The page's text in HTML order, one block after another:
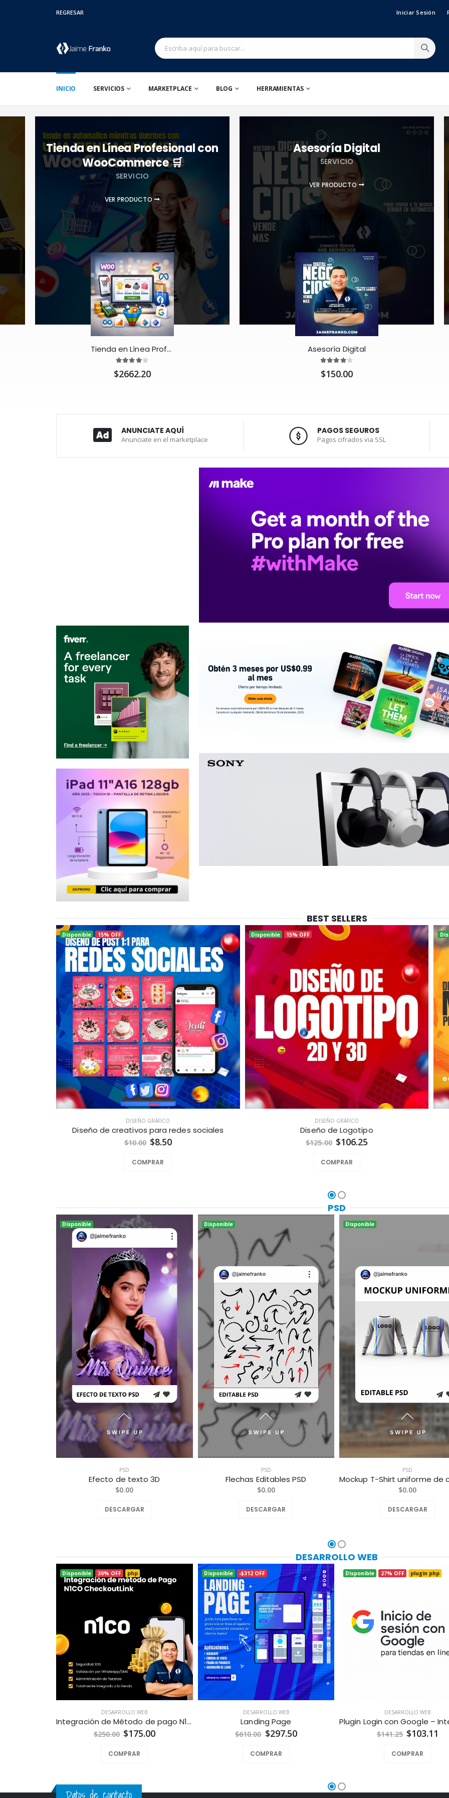
REGRESAR Iniciar Sesión
INICIO SERVICIOS MARKETPLACE BLOG HERRAMIENTAS
Tienda en Línea Profesional con
WooCommerce 🛒
SERVICIO
VER PRODUCTO
Tienda en Línea Profesional con WooCommerce 🛒
$2662.20
Asesoría Digital
SERVICIO
VER PRODUCTO
Asesoría Digital
$150.00
ANUNCIATE AQUÍ
Anunciate en el marketplace
PAGOS SEGUROS
Pagos cifrados via SSL
BEST SELLERS
Disponible 15% OFF
DISEÑO GRÁFICO
Diseño de creativos para redes sociales
$10.00 $8.50
COMPRAR
Disponible 15% OFF
DISEÑO GRÁFICO
Diseño de Logotipo
$125.00 $106.25
COMPRAR
PSD
Disponible
PSD
Efecto de texto 3D
$0.00
DESCARGAR
Disponible
PSD
Flechas Editables PSD
$0.00
DESCARGAR
Disponible
PSD
$0.00
DESCARGAR
DESARROLLO WEB
Disponible 30% OFF php
DESARROLLO WEB
Integración de Método de pago N1co CheckoutLink para Tiendas en Línea a la Medida
$250.00 $175.00
COMPRAR
Disponible -$312 OFF
DESARROLLO WEB
Landing Page
$610.00 $297.50
COMPRAR
Disponible 27% OFF plugin php
DESARROLLO WEB
$141.25 $103.11
COMPRAR